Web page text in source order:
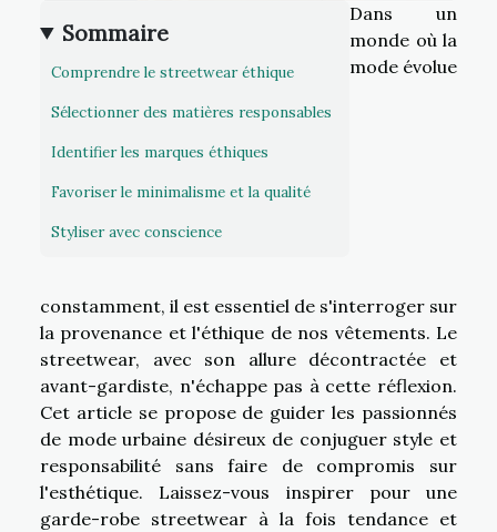
Sommaire
Comprendre le streetwear éthique
Sélectionner des matières responsables
Identifier les marques éthiques
Favoriser le minimalisme et la qualité
Styliser avec conscience
Dans un
monde où la
mode évolue
constamment, il est essentiel de s'interroger sur
la provenance et l'éthique de nos vêtements. Le
streetwear, avec son allure décontractée et
avant-gardiste, n'échappe pas à cette réflexion.
Cet article se propose de guider les passionnés
de mode urbaine désireux de conjuguer style et
responsabilité sans faire de compromis sur
l'esthétique. Laissez-vous inspirer pour une
garde-robe streetwear à la fois tendance et